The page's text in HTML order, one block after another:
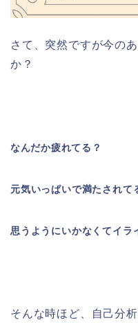
さて、突然ですが今の
か？
なんだか疲れてる？
元気いっぱいで満たされて
思うようにいかなくてイラ
そんな時ほど、自己分